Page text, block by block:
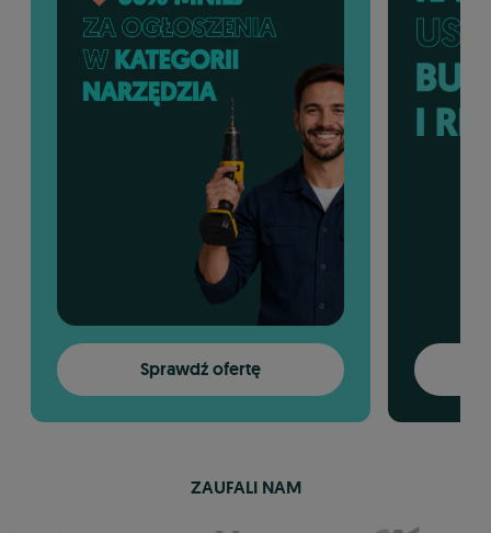
Sprawdź ofertę
ZAUFALI NAM